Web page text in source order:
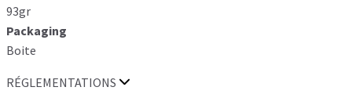
93gr
Packaging
Boite
RÉGLEMENTATIONS